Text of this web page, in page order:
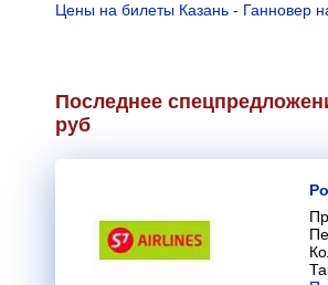
Цены на билеты Казань - Ганновер
Последнее
руб